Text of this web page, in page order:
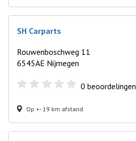
SH Carparts
Rouwenboschweg 11
6545AE Nijmegen
0 beoordelingen
Op +- 19 km afstand